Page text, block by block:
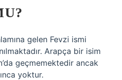
gelen Fevzi ismi
Arapça bir isim
geçmemektedir ancak
yoktur.